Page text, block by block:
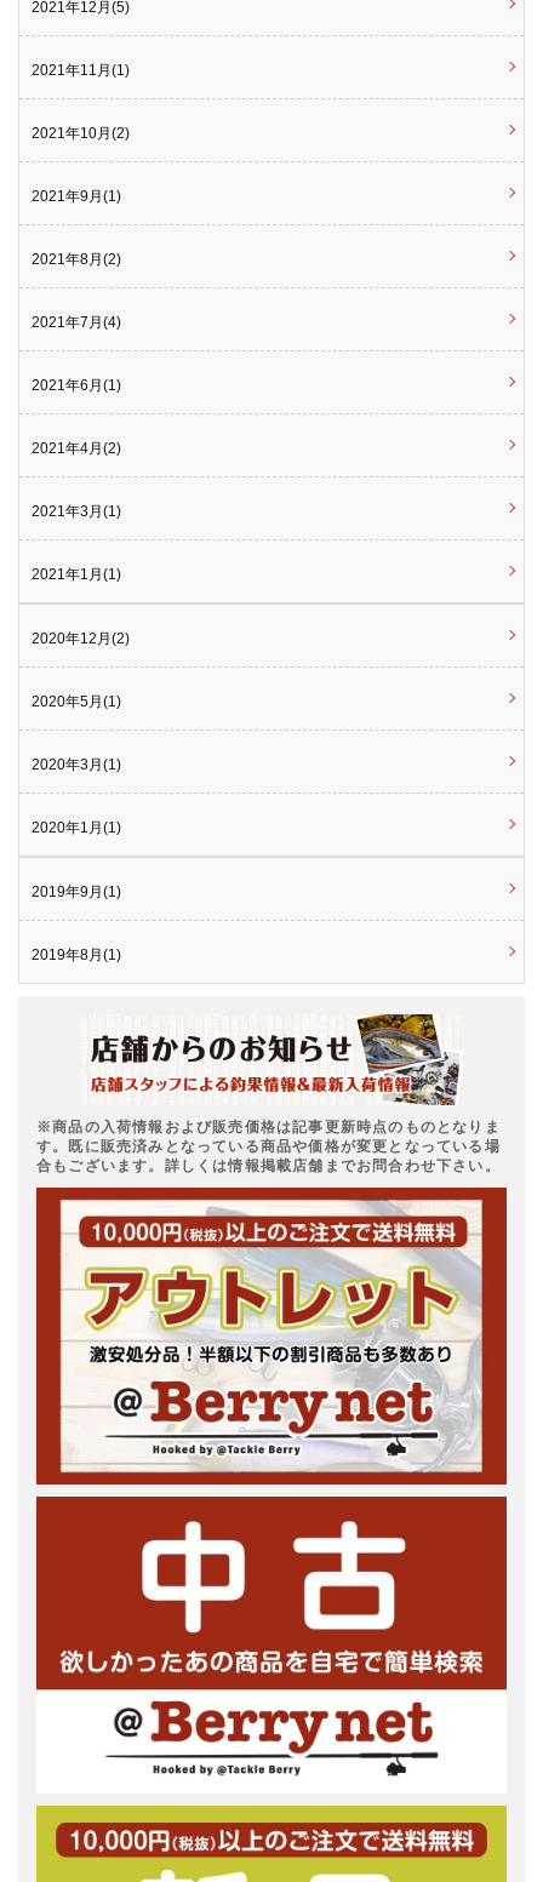
2021年12月(5)
2021年11月(1)
2021年10月(2)
2021年9月(1)
2021年8月(2)
2021年7月(4)
2021年6月(1)
2021年4月(2)
2021年3月(1)
2021年1月(1)
2020年12月(2)
2020年5月(1)
2020年3月(1)
2020年1月(1)
2019年9月(1)
2019年8月(1)
※商品の入荷情報および販売価格は記事更新時点のものとなりま
す。既に販売済みとなっている商品や価格が変更となっている場
合もございます。詳しくは情報掲載店舗までお問合わせ下さい。